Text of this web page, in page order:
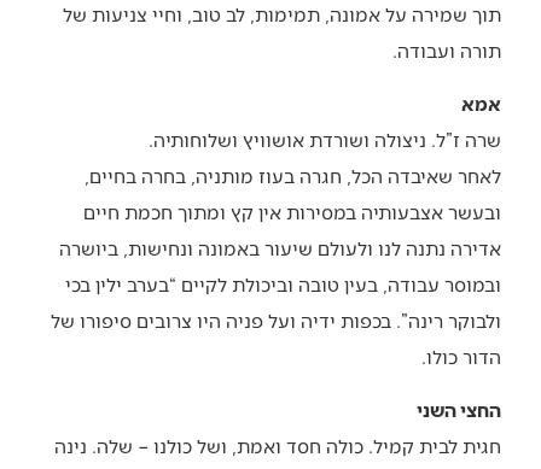
תוך שמירה על אמונה, תמימות, לב טוב, וחיי צניעות של
תורה ועבודה.
אמא
שרה ז”ל. ניצולה ושורדת אושוויץ ושלוחותיה.
לאחר שאיבדה הכל, חגרה בעוז מותניה, בחרה בחיים,
ובעשר אצבעותיה במסירות אין קץ ומתוך חכמת חיים
אדירה נתנה לנו ולעולם שיעור באמונה ונחישות, ביושרה
ובמוסר עבודה, בעין טובה וביכולת לקיים “בערב ילין בכי
ולבוקר רינה”. בכפות ידיה ועל פניה היו צרובים סיפורו של
הדור כולו.
החצי השני
חגית לבית קמיל. כולה חסד ואמת, ושל כולנו – שלה. נינה